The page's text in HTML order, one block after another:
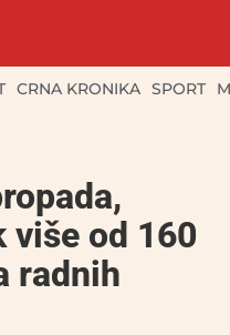
CRNA KRONIKA SPORT
više od 160
radnih